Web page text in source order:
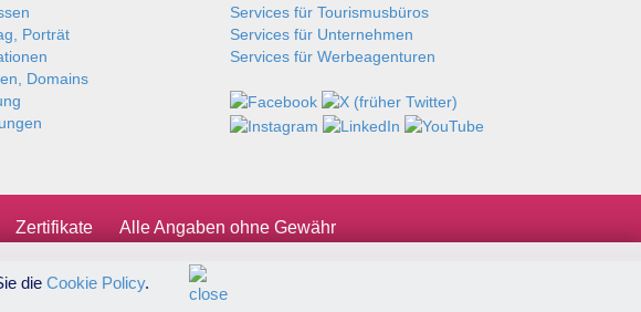
Porträt
Domains
Services für Tourismusbüros
Services für Unternehmen
Services für Werbeagenturen
Zertifikate Alle Angaben ohne Gewähr
die Cookie Policy.